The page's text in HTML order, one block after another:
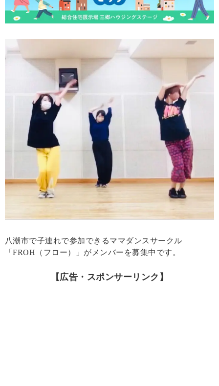
八潮市で子連れで参加できるママダンスサークル
「FROH（フロー）」がメンバーを募集中です。
【広告・スポンサーリンク】